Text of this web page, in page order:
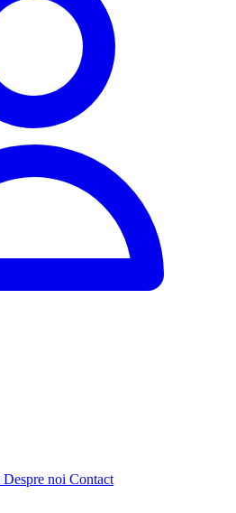
Despre noi Contact